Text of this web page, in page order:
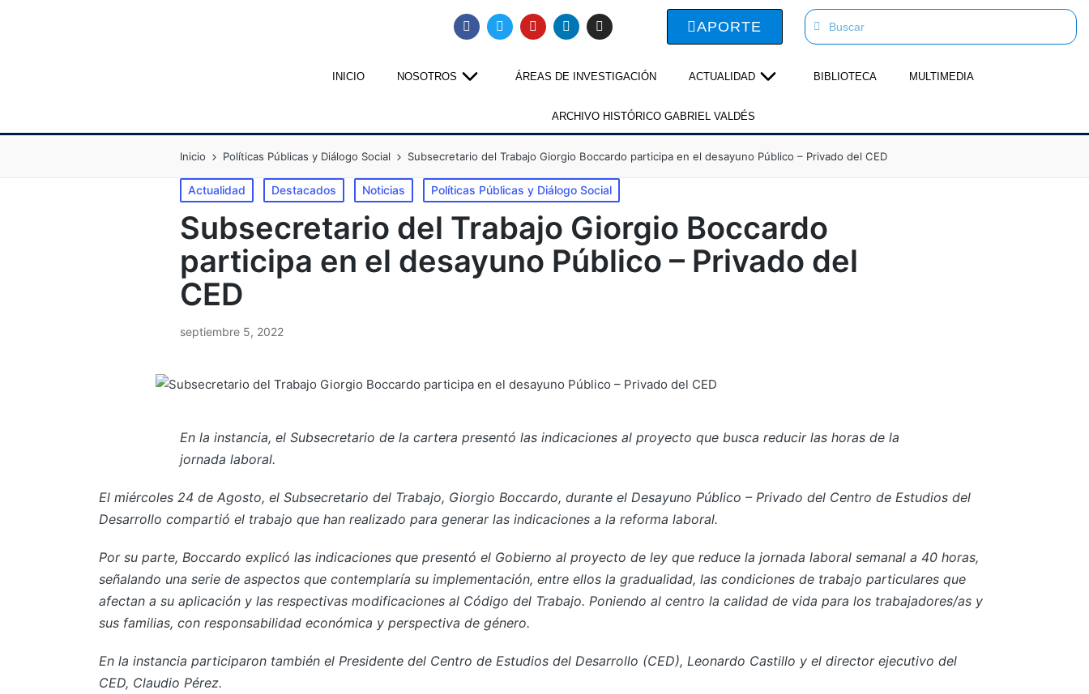
APORTE
INICIO NOSOTROS ÁREAS DE INVESTIGACIÓN ACTUALIDAD BIBLIOTECA MULTIMEDIA
ARCHIVO HISTÓRICO GABRIEL VALDÉS
Inicio Políticas Públicas y Diálogo Social Subsecretario del Trabajo Giorgio Boccardo participa en el desayuno Público – Privado del CED
Actualidad Destacados Noticias Políticas Públicas y Diálogo Social
Subsecretario del Trabajo Giorgio Boccardo
participa en el desayuno Público – Privado del
CED
septiembre 5, 2022
En la instancia, el Subsecretario de la cartera presentó las indicaciones al proyecto que busca reducir las horas de la
jornada laboral.
El miércoles 24 de Agosto, el Subsecretario del Trabajo, Giorgio Boccardo, durante el Desayuno Público – Privado del Centro de Estudios del
Desarrollo compartió el trabajo que han realizado para generar las indicaciones a la reforma laboral.
Por su parte, Boccardo explicó las indicaciones que presentó el Gobierno al proyecto de ley que reduce la jornada laboral semanal a 40 horas,
señalando una serie de aspectos que contemplaría su implementación, entre ellos la gradualidad, las condiciones de trabajo particulares que
afectan a su aplicación y las respectivas modificaciones al Código del Trabajo. Poniendo al centro la calidad de vida para los trabajadores/as y
sus familias, con responsabilidad económica y perspectiva de género.
En la instancia participaron también el Presidente del Centro de Estudios del Desarrollo (CED), Leonardo Castillo y el director ejecutivo del
CED, Claudio Pérez.